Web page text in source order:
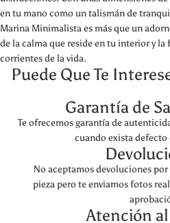
en tu mano como un talismán de
Marina Minimalista es más que un
de la calma que reside en tu interior y la
corrientes de la vida.
Puede Que Te
Garantía de
Te ofrecemos garantía de
cuando exista
No aceptamos devoluciones
pieza pero te enviamos fotos
Atención